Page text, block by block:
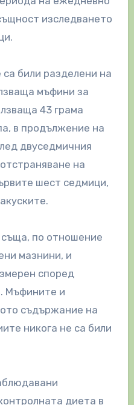
изследването
били разделени на
мъфини за
43 грама
в продължение на
двуседмичния
на
шест седмици,
по отношение
мазнини, и
според
Мъфините и
съдържание на
никога не са били
диета в